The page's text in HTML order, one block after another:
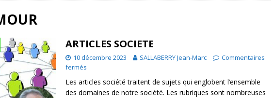
[ 24 mars 2026 ]
[ 19 juillet 2026 ]
Incendie en Espagne : 13 000 hectares brûlés dans un feu d’ampleur à
100 km au nord de Madrid
ARTICLES SOCIETE
10 décembre 2023 SALLABERRY Jean-Marc
Commentaires
fermés
Les articles société traitent de sujets qui englobent l’ensemble
des domaines de notre société. Les rubriques sont nombreuses